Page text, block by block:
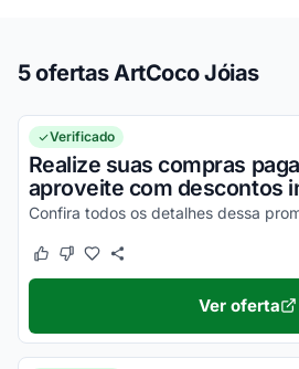
5 ofertas ArtCoco Jóias
Verificado
Realize suas compras
aproveite com descontos
Este cupom funcionou
Este cupom não funcionou
Ver oferta